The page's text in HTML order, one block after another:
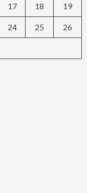
17 18 19
24 25 26